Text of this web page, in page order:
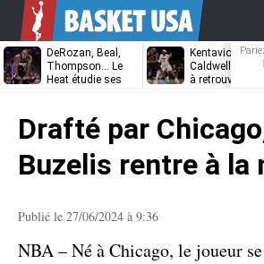
DeRozan, Beal,
Thompson… Le
Heat étudie ses
Kentavious
Caldwell-Pope
à retrouver
Unibet
Drafté par
Buzelis rentre à la
Publié le 27/06/2024 à 9:36
NBA – Né à Chicago, le joueur